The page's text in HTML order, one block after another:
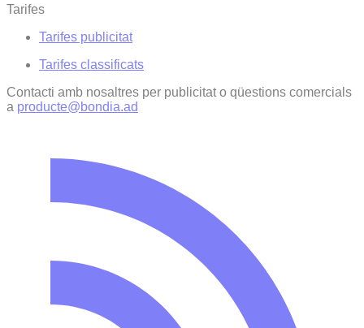
Tarifes
Tarifes publicitat
Tarifes classificats
Contacti amb nosaltres per publicitat o qüestions comercials
a producte@bondia.ad